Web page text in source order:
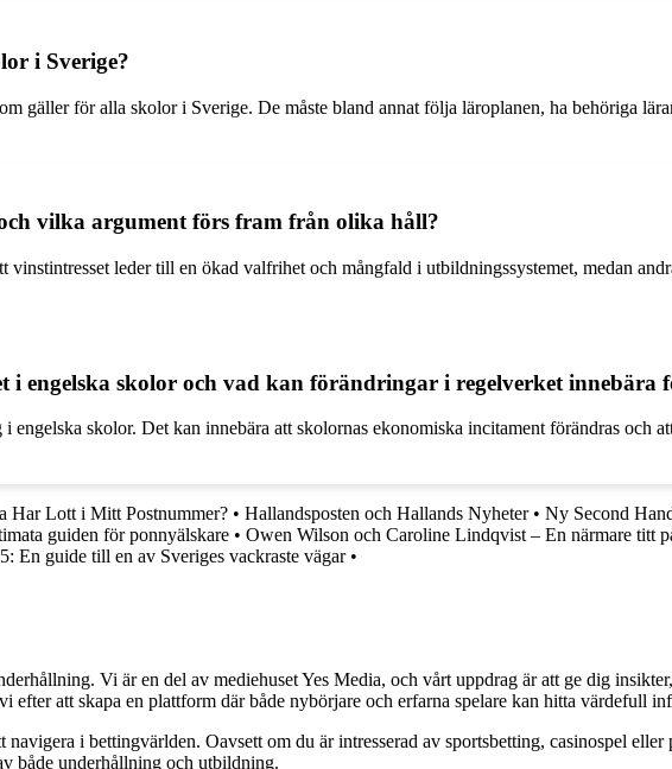
i Sverige?
gäller för alla skolor i Sverige. De måste bland annat följa läroplanen, ha behöriga
vilka argument förs fram från olika håll?
vinstintresset leder till en ökad valfrihet och mångfald i utbildningssystemet, medan
engelska skolor och vad kan förändringar i regelverket innebära
skolor. Det kan innebära att skolornas ekonomiska incitament förändras och
Har Lott i Mitt Postnummer? • Hallandsposten och Hallands Nyheter• Ny Second
guiden för ponnyälskare • Owen Wilson och Caroline Lindqvist – En närmare titt
En guide till en av Sveriges vackraste vägar•
Vi är en del av mediehuset Yes Media, och vårt uppdrag är att ge dig
efter att skapa en plattform där både nybörjare och erfarna spelare kan hitta värdefull
i bettingvärlden. Oavsett om du är intresserad av sportsbetting, casinospel
både underhållning och utbildning.